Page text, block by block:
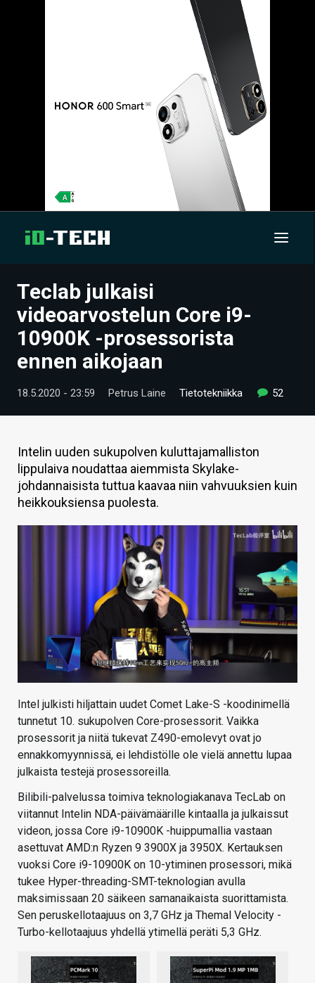
UUTISET
ARTIKKELIT
VIDEOT
TECHBBS
HINTA.FI
KAUPPA
VAIHDA TEEMA
Teclab julkaisi
videoarvostelun Core i9-
10900K -prosessorista
ennen aikojaan
18.5.2020 - 23:59 Petrus Laine Tietotekniikka 52
Intelin uuden sukupolven kuluttajamalliston
lippulaiva noudattaa aiemmista Skylake-
johdannaisista tuttua kaavaa niin vahvuuksien kuin
heikkouksiensa puolesta.
Intel julkisti hiljattain uudet Comet Lake-S -koodinimellä
tunnetut 10. sukupolven Core-prosessorit. Vaikka
prosessorit ja niitä tukevat Z490-emolevyt ovat jo
ennakkomyynnissä, ei lehdistölle ole vielä annettu lupaa
julkaista testejä prosessoreilla.
Bilibili-palvelussa toimiva teknologiakanava TecLab on
viitannut Intelin NDA-päivämäärille kintaalla ja julkaissut
videon, jossa Core i9-10900K -huippumallia vastaan
asettuvat AMD:n Ryzen 9 3900X ja 3950X. Kertauksen
vuoksi Core i9-10900K on 10-ytiminen prosessori, mikä
tukee Hyper-threading-SMT-teknologian avulla
maksimissaan 20 säikeen samanaikaista suorittamista.
Sen peruskellotaajuus on 3,7 GHz ja Themal Velocity -
Turbo-kellotaajuus yhdellä ytimellä peräti 5,3 GHz.